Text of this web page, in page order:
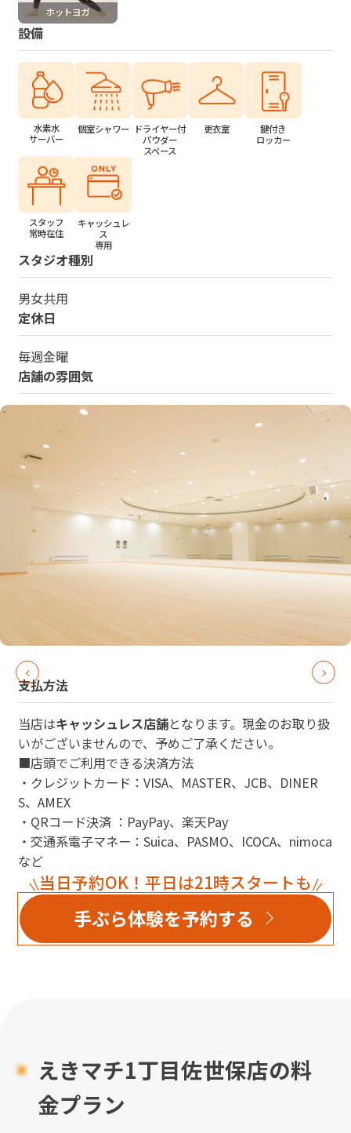
ホットヨガ
設備
水素水
サーバー
個室シャワー ドライヤー付
パウダー
スペース
更衣室
鍵付き
ロッカー
スタッフ
常時在住
キャッシュレ
ス
専用
スタジオ種別
男女共用
定休日
毎週金曜
店舗の雰囲気
支払方法
当店はキャッシュレス店舗となります。現金のお取り扱
いがございませんので、予めご了承ください。
■店頭でご利用できる決済方法
・クレジットカード：VISA、MASTER、JCB、DINER
S、AMEX
・QRコード決済 ：PayPay、楽天Pay
・交通系電子マネー：Suica、PASMO、ICOCA、nimoca
など
当日予約OK！平日は21時スタートも
手ぶら体験を予約する
えきマチ1丁目佐世保店の料
金プラン